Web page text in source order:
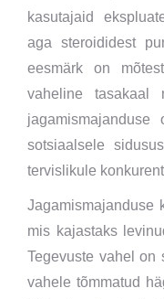
kasutajaid
aga steroididest
eesmärk on
vaheline tasakaal
sotsiaalsele
tervislikule
Jagamismajanduse
mis kajastaks
Tegevuste vahel on
vahele tõmmatud